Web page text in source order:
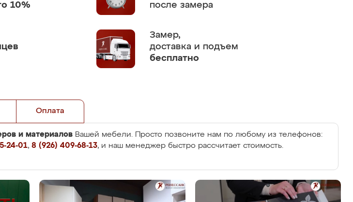
10%
после замера
Замер,
доставка и подъем
бесплатно
Оплата
и материалов Вашей мебели. Просто позвоните нам по любому из телефонов:
24-01, 8 (926) 409-68-13, и наш менеджер быстро рассчитает стоимость.